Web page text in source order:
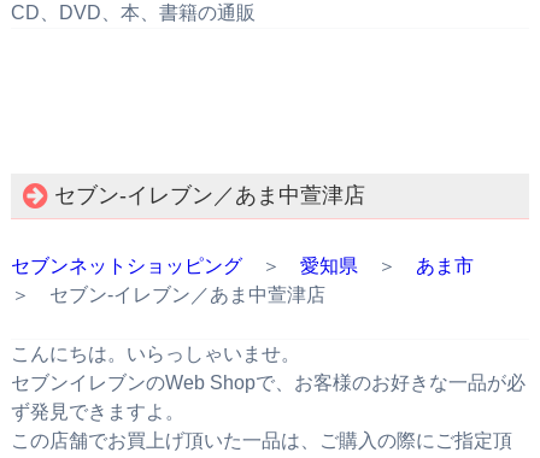
CD、DVD、本、書籍の通販
セブン‐イレブン／あま中萱津店
セブンネットショッピング＞ 愛知県 ＞ あま市
＞ セブン‐イレブン／あま中萱津店
こんにちは。いらっしゃいませ。
セブンイレブンのWeb Shopで、お客様のお好きな一品が必
ず発見できますよ。
この店舗でお買上げ頂いた一品は、ご購入の際にご指定頂